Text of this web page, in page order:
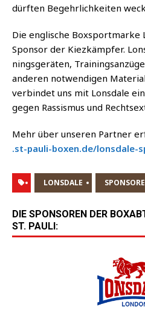
dürf­ten Begehr­lich­kei­ten
Die eng­li­sche Box­sport­mar­ke
Spon­sor der Kiez­kämp­fer.
nings­ge­rä­ten,
ande­ren not­wen­di­gen
ver­bin­det uns mit Lons­da­le
gegen Ras­sis­mus und
Mehr über unse­ren Part­ner
.st​-pau​li​-boxen​.de/​l​o​n​s​d​a​l​e​-​
LONSDALE
DIE SPONSOREN DER
ST. PAULI: